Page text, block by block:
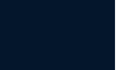
划解读
功能，提供了执行计划的
语句的执行计划进行解